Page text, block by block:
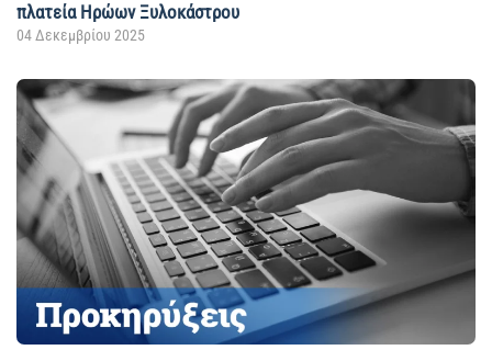
πλατεία Ηρώων Ξυλοκάστρου
04 Δεκεμβρίου 2025